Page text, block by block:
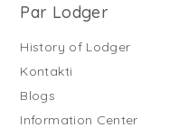
Par Lodger
History of Lodger
Kontakti
Blogs
Information Center